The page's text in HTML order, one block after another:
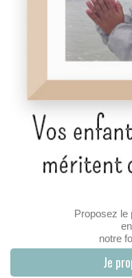
Proposez le
notre
Je